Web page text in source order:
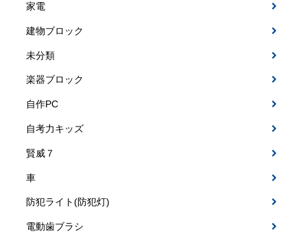
家電
建物ブロック
未分類
楽器ブロック
自作PC
自考力キッズ
賢威７
車
防犯ライト(防犯灯)
電動歯ブラシ